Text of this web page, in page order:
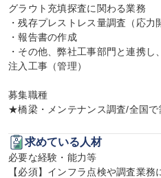
グラウト充填探査に関わる業務
・残存プレストレス量調査（応力
・報告書の作成
・その他、弊社工事部門と連携
注入工事（管理）
募集職種
★橋梁・メンテナンス調査/全国で
求めている人材
必要な経験・能力等
【必須】インフラ点検や調査業務